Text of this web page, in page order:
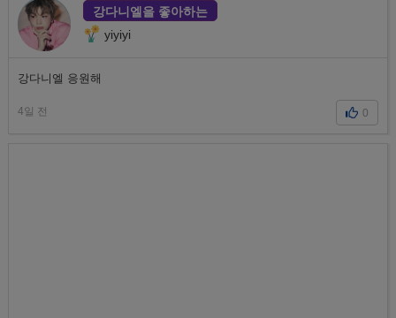
강다니엘을 좋아하는
yiyiyi
강다니엘 응원해
4일 전 0